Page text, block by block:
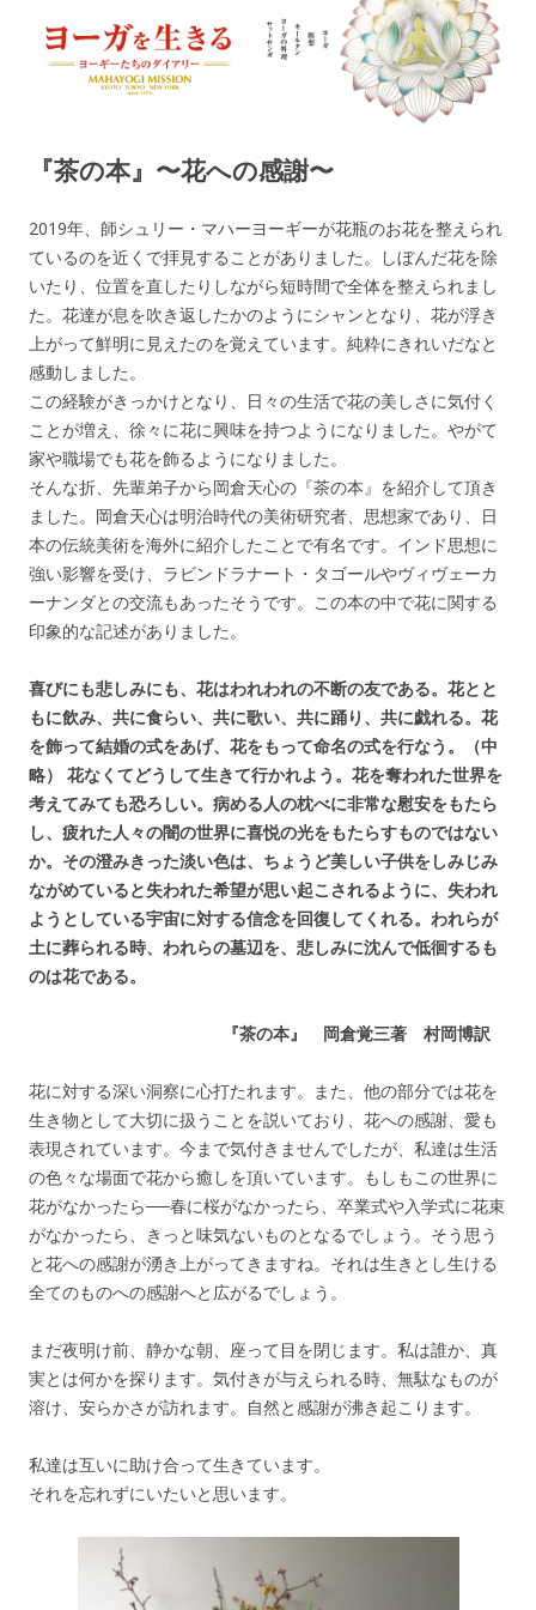
ヨーガを生きる — MAHAYOGI
MISSION ブログ
『茶の本』〜花への感謝〜
2019年、師シュリー・マハーヨーギーが花瓶のお花を整えられ
ているのを近くで拝見することがありました。しぼんだ花を除
いたり、位置を直したりしながら短時間で全体を整えられまし
た。花達が息を吹き返したかのようにシャンとなり、花が浮き
上がって鮮明に見えたのを覚えています。純粋にきれいだなと
感動しました。
この経験がきっかけとなり、日々の生活で花の美しさに気付く
ことが増え、徐々に花に興味を持つようになりました。やがて
家や職場でも花を飾るようになりました。
そんな折、先輩弟子から岡倉天心の『茶の本』を紹介して頂き
ました。岡倉天心は明治時代の美術研究者、思想家であり、日
本の伝統美術を海外に紹介したことで有名です。インド思想に
強い影響を受け、ラビンドラナート・タゴールやヴィヴェーカ
ーナンダとの交流もあったそうです。この本の中で花に関する
印象的な記述がありました。
喜びにも悲しみにも、花はわれわれの不断の友である。花とと
もに飲み、共に食らい、共に歌い、共に踊り、共に戯れる。花
を飾って結婚の式をあげ、花をもって命名の式を行なう。（中
略） 花なくてどうして生きて行かれよう。花を奪われた世界を
考えてみても恐ろしい。病める人の枕べに非常な慰安をもたら
し、疲れた人々の闇の世界に喜悦の光をもたらすものではない
か。その澄みきった淡い色は、ちょうど美しい子供をしみじみ
ながめていると失われた希望が思い起こされるように、失われ
ようとしている宇宙に対する信念を回復してくれる。われらが
土に葬られる時、われらの墓辺を、悲しみに沈んで低徊するも
のは花である。
『茶の本』 岡倉覚三著 村岡博訳
花に対する深い洞察に心打たれます。また、他の部分では花を
生き物として大切に扱うことを説いており、花への感謝、愛も
表現されています。今まで気付きませんでしたが、私達は生活
の色々な場面で花から癒しを頂いています。もしもこの世界に
花がなかったら──春に桜がなかったら、卒業式や入学式に花束
がなかったら、きっと味気ないものとなるでしょう。そう思う
と花への感謝が湧き上がってきますね。それは生きとし生ける
全てのものへの感謝へと広がるでしょう。
まだ夜明け前、静かな朝、座って目を閉じます。私は誰か、真
実とは何かを探ります。気付きが与えられる時、無駄なものが
溶け、安らかさが訪れます。自然と感謝が沸き起こります。
私達は互いに助け合って生きています。
それを忘れずにいたいと思います。